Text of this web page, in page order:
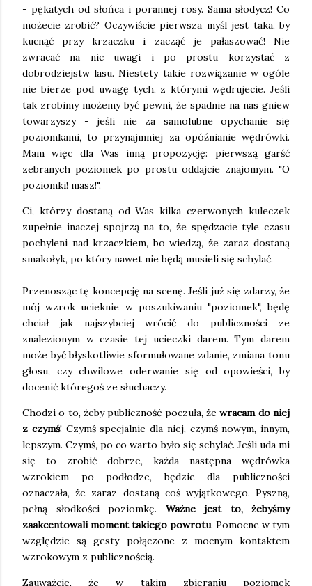
- pękatych od słońca i porannej rosy. Sama słodycz! Co
możecie zrobić? Oczywiście pierwsza myśl jest taka, by
kucnąć przy krzaczku i zacząć je pałaszować! Nie
zwracać na nic uwagi i po prostu korzystać z
dobrodziejstw lasu. Niestety takie rozwiązanie w ogóle
nie bierze pod uwagę tych, z którymi wędrujecie. Jeśli
tak zrobimy możemy być pewni, że spadnie na nas gniew
towarzyszy - jeśli nie za samolubne opychanie się
poziomkami, to przynajmniej za opóźnianie wędrówki.
Mam więc dla Was inną propozycję: pierwszą garść
zebranych poziomek po prostu oddajcie znajomym. "O
poziomki! masz!".
Ci, którzy dostaną od Was kilka czerwonych kuleczek
zupełnie inaczej spojrzą na to, że spędzacie tyle czasu
pochyleni nad krzaczkiem, bo wiedzą, że zaraz dostaną
smakołyk, po który nawet nie będą musieli się schylać.
Przenosząc tę koncepcję na scenę. Jeśli już się zdarzy, że
mój wzrok ucieknie w poszukiwaniu "poziomek", będę
chciał jak najszybciej wrócić do publiczności ze
znalezionym w czasie tej ucieczki darem. Tym darem
może być błyskotliwie sformułowane zdanie, zmiana tonu
głosu, czy chwilowe oderwanie się od opowieści, by
docenić któregoś ze słuchaczy.
Chodzi o to, żeby publiczność poczuła, żewracam do niej
z czymś! Czymś specjalnie dla niej, czymś nowym, innym,
lepszym. Czymś, po co warto było się schylać. Jeśli uda mi
się to zrobić dobrze, każda następna wędrówka
wzrokiem po podłodze, będzie dla publiczności
oznaczała, że zaraz dostaną coś wyjątkowego. Pyszną,
pełną słodkości poziomkę. Ważne jest to, żebyśmy
zaakcentowali moment takiego powrotu. Pomocne w tym
względzie są gesty połączone z mocnym kontaktem
wzrokowym z publicznością.
Zauważcie, że w takim zbieraniu poziomek